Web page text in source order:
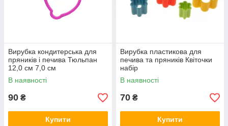
Вирубка кондитерська для
пряників і печива Тюльпан
12,0 см 7,0 см
В наявності
90 ₴
Купити
Вирубка пластикова для
печива та пряників Квіточки
набір
В наявності
70 ₴
Купити